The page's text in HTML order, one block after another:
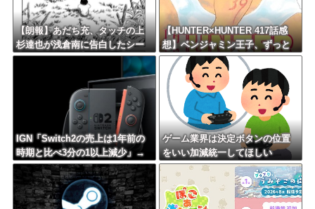
【朗報】あだち充、タッチの上
杉達也が浅倉南に告白したシー
ンを完全再現ｗｗｗ
【HUNTER×HUNTER 417話感
想】ベンジャミン王子、ずっと
溜めていた宿便を出し切った気
分になるｗｗｗｗ
IGN「Switch2の売上は1年前の
時期と比べ3分の1以上減少」→
海外ファン流石にXでブチギレw
wwwww
ゲーム業界は決定ボタンの位置
をいい加減統一してほしい